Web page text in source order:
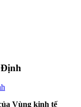
Định
Vùng kinh tế